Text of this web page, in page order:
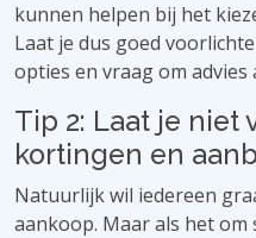
kunnen helpen bij het
Laat je dus goed
opties en vraag om advies
Tip 2: Laat je niet
kortingen en
Natuurlijk wil iedereen
aankoop. Maar als het